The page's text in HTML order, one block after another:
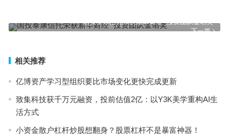
下一篇
国投泰康信托荣获新华财经 “投资团队金谘奖”
相关推荐
亿博资产学习型组织要比市场变化更快完成更新
致集科技获千万元融资，投前估值2亿：以Y3K美学重构AI生
活方式
小资金散户杠杆炒股想翻身？股票杠杆不是暴富神器！